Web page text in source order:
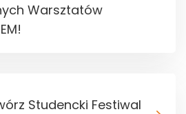
Warsztatów
Studencki Festiwal